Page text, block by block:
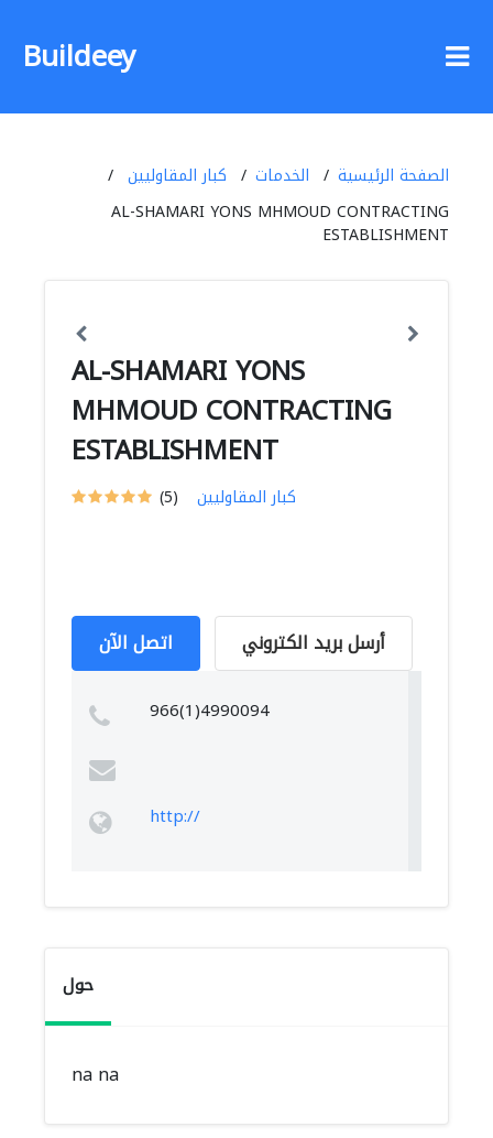
Buildeey
الصفحة الرئيسية الخدمات
كبار المقاوليين
AL-SHAMARI YONS MHMOUD CONTRACTING
ESTABLISHMENT
AL-SHAMARI YONS
MHMOUD CONTRACTING
ESTABLISHMENT
(5) كبار المقاوليين
اتصل الآن أرسل بريد الكتروني
966(1)4990094
http://
حول
na na